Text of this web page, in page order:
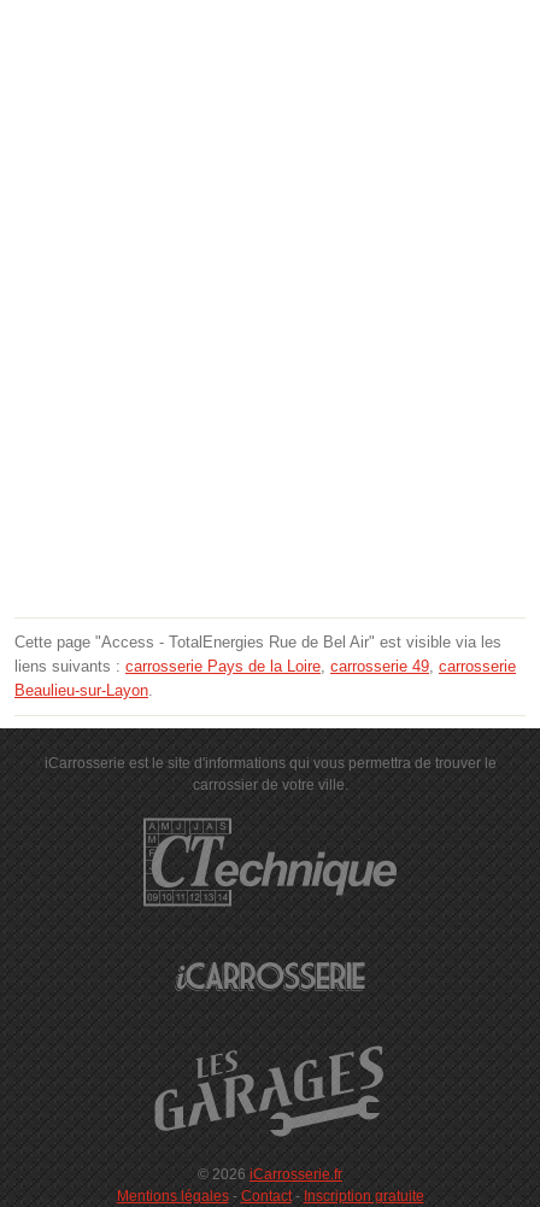
Cette page "Access - TotalEnergies Rue de Bel Air" est visible via les
liens suivants : carrosserie Pays de la Loire carrosserie 49 carrosserie
Beaulieu-sur-Layon
iCarrosserie est le site d'informations qui vous permettra de trouver le
carrossier de votre ville.
© 2026 iCarrosserie.fr
Mentions légales- Contact- Inscription gratuite